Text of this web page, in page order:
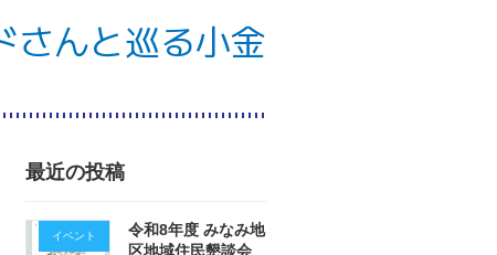
んと巡る小金
最近の投稿
イベント
令和8年度 みなみ地
区地域住民懇談会